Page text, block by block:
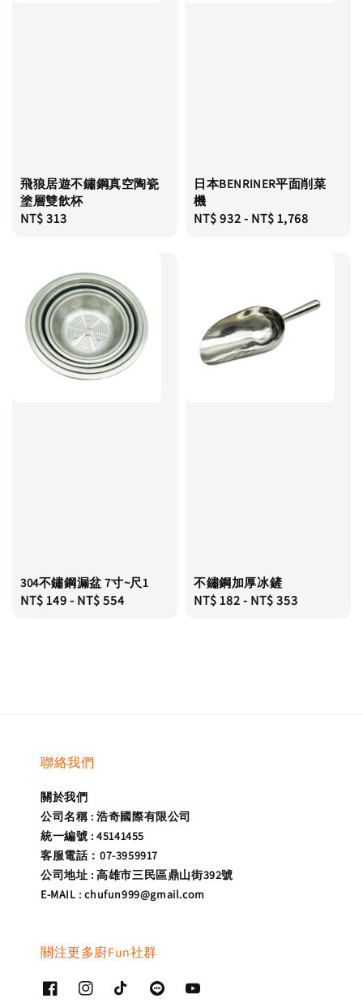
飛狼居遊不鏽鋼真空陶瓷
塗層雙飲杯
Regular
NT$ 313
日本BENRINER平面削菜
機
Regular
NT$ 932- NT$ 1,768
304不鏽鋼漏盆 7寸~尺1
Regular
NT$ 149- NT$ 554
不鏽鋼加厚冰鏟
Regular
NT$ 182- NT$ 353
聯絡我們
關於我們
公司名稱 : 浩奇國際有限公司
統一編號 : 45141455
客服電話：07-3959917
公司地址 : 高雄市三民區鼎山街392號
E-MAIL : chufun999@gmail.com
關注更多廚Fun社群